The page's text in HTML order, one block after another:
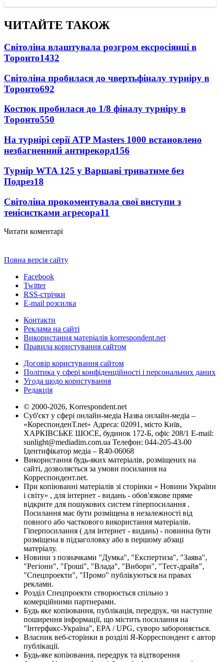
ЧИТАЙТЕ ТАКОЖ
Світоліна влаштувала розгром ексросіянці в
Торонто1432
Світоліна пробилася до чвертьфіналу турніру в
Торонто692
Костюк пробилася до 1/8 фіналу турніру в
Торонто550
На турнірі серії ATP Masters 1000 встановлено
незбагненний антирекорд156
Турнір WTA 125 у Варшаві триватиме без
Подрез18
Світоліна прокоментувала свої виступи з
тенісистками агресора11
Читати коментарі
Повна версія сайту
Facebook
Twitter
RSS-стрічки
E-mail розсилка
Контакти
Реклама на сайті
Використання матеріалів korrespondent.net
Правила користування сайтом
Договір користування сайтом
Політика у сфері конфіденційності і персональних даних
Угода щодо користування
Редакція
© 2000-2026, Korrespondent.net
Суб'єкт у сфері онлайн-медіа Назва онлайн-медіа –
«КореспонденТ.net» Адреса: 02091, місто Київ,
ХАРКІВСЬКЕ ШОСЕ, будинок 172-Б, офіс 208/1 E-mail:
sunlight@mediadim.com.ua Телефон: 044-205-43-00
Ідентифікатор медіа – R40-06068
Використання будь-яких матеріалів, розміщених на
сайті, дозволяється за умови посилання на
Корреспондент.net.
При копіюванні матеріалів зі сторінки « Новини України
і світу» , для інтернет - видань - обов'язкове пряме
відкрите для пошукових систем гіперпосилання .
Посилання має бути розміщена в незалежності від
повного або часткового використання матеріалів.
Гіперпосилання ( для інтернет - видань) - повинна бути
розміщена в підзаголовку або в першому абзаці
матеріалу.
Новини з позначками "Думка", "Експертиза", "Заява",
"Регіони", "Гроші", "Влада", "Вибори", "Тест-драйв",
"Спецпроекти", "Промо" публікуються на правах
реклами.
Розділ Спецпроекти створюється спільно з
комерційними партнерами.
Будь яке копіювання, публікація, передрук, чи наступне
поширення інформації, що містить посилання на
"Інтерфакс-Україна", EPA / UPG, суворо забороняється.
Власник веб-сторінки в розділі Я-Корреспондент є автор
публікації.
Будь-яке копіювання, передрук та відтворення